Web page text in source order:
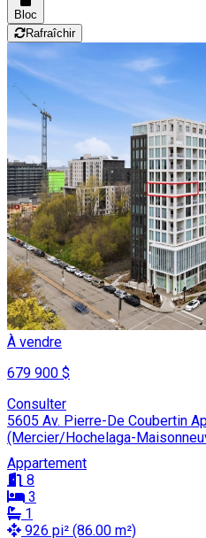
Bloc
Rafraîchir
À vendre
679 900 $
Consulter
5605 Av. Pierre-De Coubertin
(Mercier/Hochelaga-
Appartement
8
3
1
926 pi² (86.00 m²)